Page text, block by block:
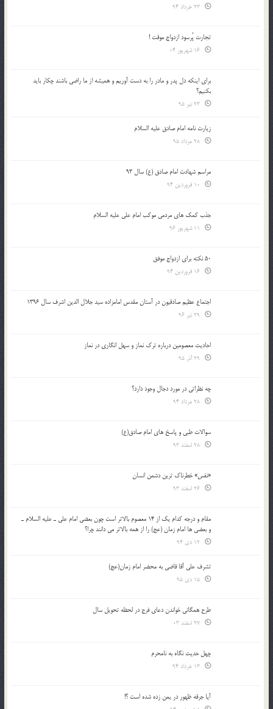
تجارت پُرسود ازدواج موقت !
براي اينكه دل پدر و مادر را به دست آوريم و هميشه از ما راضي باشند چكار بايد
بكنيم؟
زیارت نامه امام صادق علیه السلام
مراسم شهادت امام صادق (ع) سال 93
جذب کمک های مردمی موکب امام علی علیه السلام
50 نکته برای ازدواج موفق
اجتماع عظیم صادقیون در آستان مقدس امامزاده سید جلال الدین اشرف سال 1396
احادیث معصومین درباره ترک نماز و سهل انگاری در نماز
چه نظراتی در مورد دجال وجود دارد؟
سوالات طبی و پاسخ های امام صادق(ع)
«نفس» خطرناک ترین دشمن انسان
مقام و درجه كدام يك از 14 معصوم بالاتر است چون بعضي امام علي ـ عليه السلام ـ
و بعضي ها امام زمان (عج) را از همه بالاتر مي دانند چرا؟
تشرف علي آقا قاضي به محضر امام زمان(عج)
طرح همگانی خواندن دعای فرج در لحظه تحویل سال
چهل حدیث نگاه به نامحرم
آیا جرقه ظهور در یمن زده شده است ؟!